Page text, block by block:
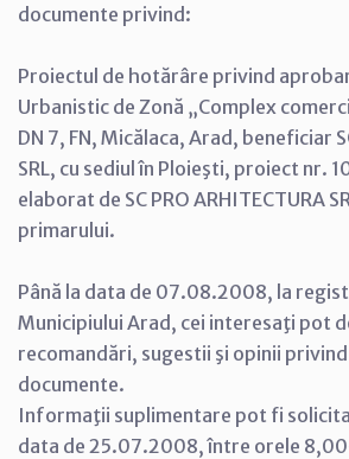
documente privind:
Proiectul de hotărâre privind
Urbanistic de Zonă „Complex
DN 7, FN, Micălaca, Arad, beneficiar
SRL, cu sediul în Ploieşti, proiect nr.
elaborat de SC PRO ARHITECTURA
primarului.
Până la data de 07.08.2008, la
Municipiului Arad, cei interesaţi pot
recomandări, sugestii şi opinii
documente.
Informaţii suplimentare pot fi
data de 25.07.2008, între orele